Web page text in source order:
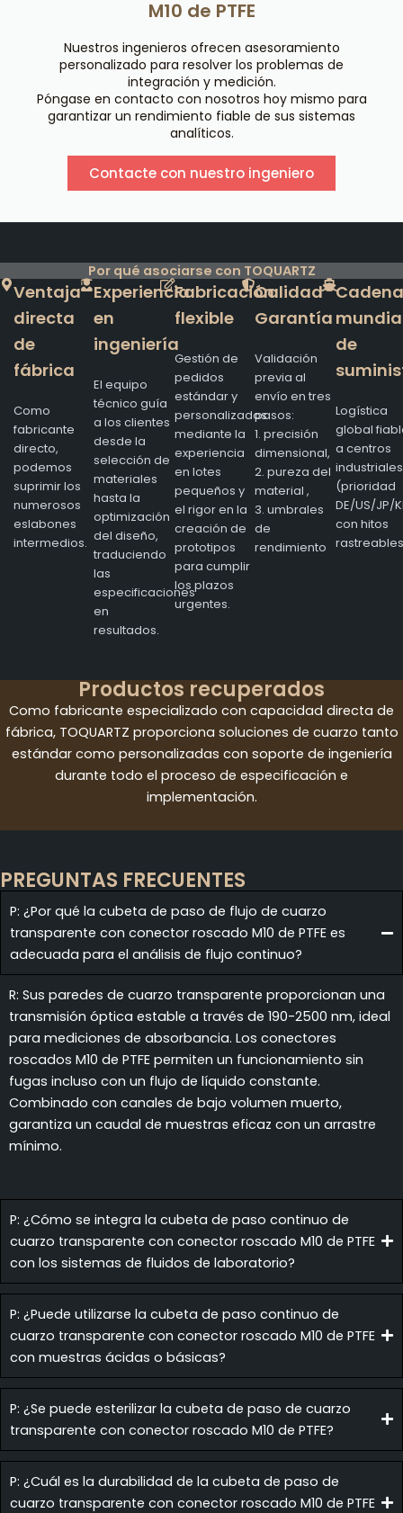
M10 de PTFE
Nuestros ingenieros ofrecen asesoramiento
personalizado para resolver los problemas de
integración y medición.
Póngase en contacto con nosotros hoy mismo para
garantizar un rendimiento fiable de sus sistemas
analíticos.
Contacte con nuestro ingeniero
Por qué asociarse con TOQUARTZ
Ventaja
directa
de
fábrica
Como
fabricante
directo,
podemos
suprimir los
numerosos
eslabones
intermedios.
Experiencia
en
ingeniería
El equipo
técnico guía
a los clientes
desde la
selección de
materiales
hasta la
optimización
del diseño,
traduciendo
las
especificaciones
en
resultados.
Fabricación
flexible
Gestión de
pedidos
estándar y
personalizados
mediante la
experiencia
en lotes
pequeños y
el rigor en la
creación de
prototipos
para cumplir
los plazos
urgentes.
Calidad
Garantía
Validación
previa al
envío en tres
pasos:
1. precisión
dimensional,
2. pureza del
material ,
3. umbrales
de
rendimiento
Cadena
de
Logística
global
a centros
industriales
(prioridad
DE/US/JP/
con hitos
Productos recuperados
Como fabricante especializado con capacidad directa de
fábrica, TOQUARTZ proporciona soluciones de cuarzo tanto
estándar como personalizadas con soporte de ingeniería
durante todo el proceso de especificación e
implementación.
PREGUNTAS FRECUENTES
P: ¿Por qué la cubeta de paso de flujo de cuarzo
transparente con conector roscado M10 de PTFE es
adecuada para el análisis de flujo continuo?
R: Sus paredes de cuarzo transparente proporcionan una
transmisión óptica estable a través de 190-2500 nm, ideal
para mediciones de absorbancia. Los conectores
roscados M10 de PTFE permiten un funcionamiento sin
fugas incluso con un flujo de líquido constante.
Combinado con canales de bajo volumen muerto,
garantiza un caudal de muestras eficaz con un arrastre
mínimo.
P: ¿Cómo se integra la cubeta de paso continuo de
cuarzo transparente con conector roscado M10 de PTFE
con los sistemas de fluidos de laboratorio?
P: ¿Puede utilizarse la cubeta de paso continuo de
cuarzo transparente con conector roscado M10 de PTFE
con muestras ácidas o básicas?
P: ¿Se puede esterilizar la cubeta de paso de cuarzo
transparente con conector roscado M10 de PTFE?
P: ¿Cuál es la durabilidad de la cubeta de paso de
cuarzo transparente con conector roscado M10 de PTFE